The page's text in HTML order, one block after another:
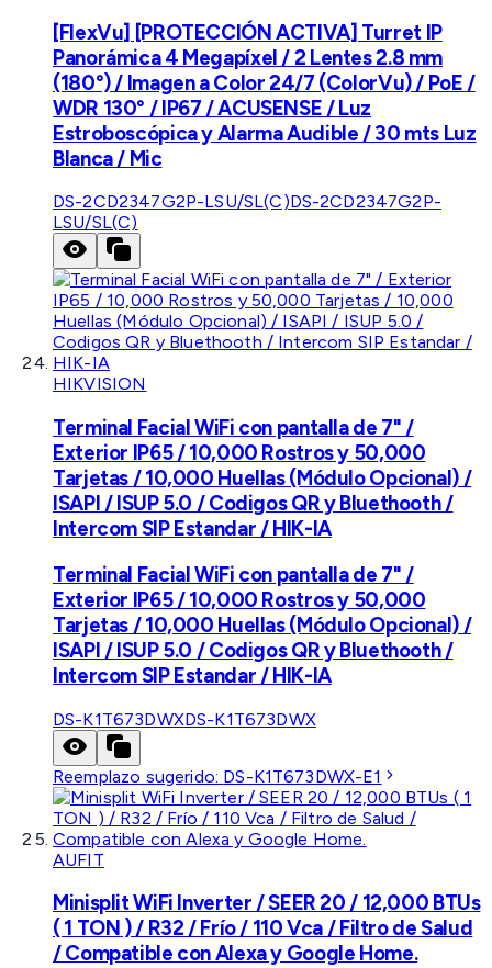
[FlexVu] [PROTECCIÓN ACTIVA] Turret IP
Panorámica 4 Megapíxel / 2 Lentes 2.8 mm
(180°) / Imagen a Color 24/7 (ColorVu) / PoE /
WDR 130° / IP67 / ACUSENSE / Luz
Estroboscópica y Alarma Audible / 30 mts Luz
Blanca / Mic
DS-2CD2347G2P-LSU/SL(C)DS-2CD2347G2P-
LSU/SL(C)
HIKVISION
Terminal Facial WiFi con pantalla de 7" /
Exterior IP65 / 10,000 Rostros y 50,000
Tarjetas / 10,000 Huellas (Módulo Opcional) /
ISAPI / ISUP 5.0 / Codigos QR y Bluethooth /
Intercom SIP Estandar / HIK-IA
Terminal Facial WiFi con pantalla de 7" /
Exterior IP65 / 10,000 Rostros y 50,000
Tarjetas / 10,000 Huellas (Módulo Opcional) /
ISAPI / ISUP 5.0 / Codigos QR y Bluethooth /
Intercom SIP Estandar / HIK-IA
DS-K1T673DWXDS-K1T673DWX
Reemplazo sugerido: DS-K1T673DWX-E1
AUFIT
Minisplit WiFi Inverter / SEER 20 / 12,000 BTUs
( 1 TON ) / R32 / Frío / 110 Vca / Filtro de Salud
/ Compatible con Alexa y Google Home.